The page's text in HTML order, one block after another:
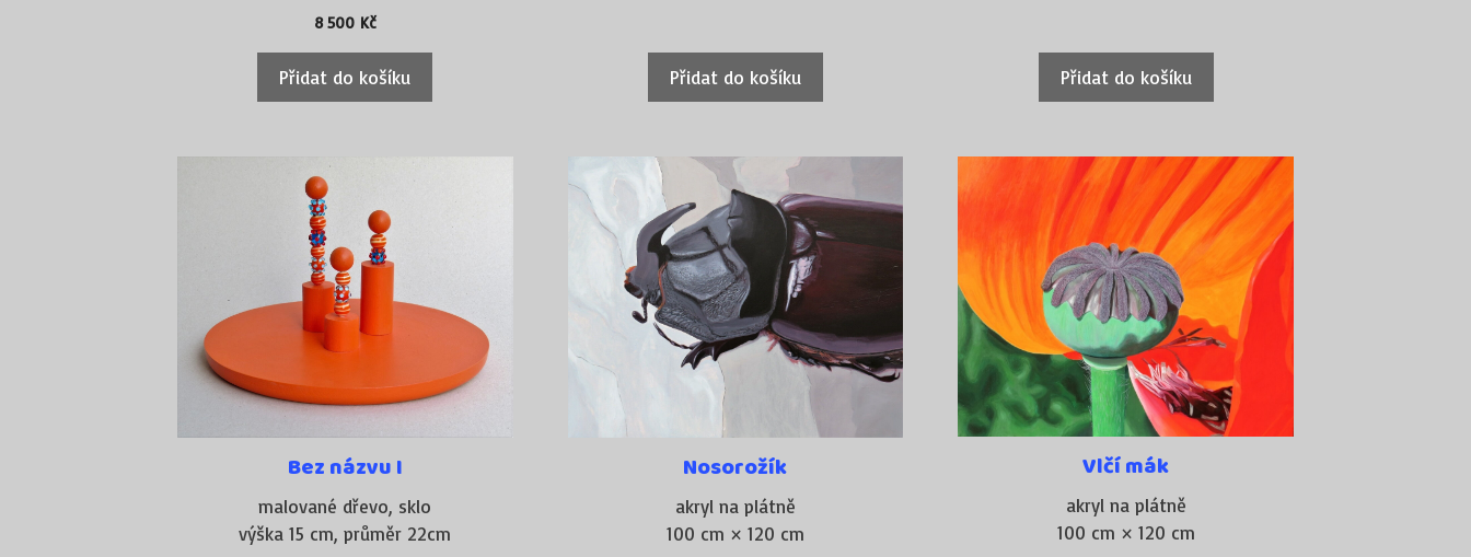
8 500 Kč
Přidat do košíku Přidat do košíku Přidat do košíku
Bez názvu I
malované dřevo, sklo
výška 15 cm, průměr 22cm
Nosorožík
akryl na plátně
100 cm × 120 cm
Vlčí mák
akryl na plátně
100 cm × 120 cm